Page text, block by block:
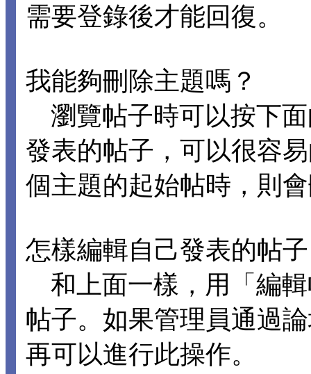
需要登錄後才能回復。
我能夠刪除主題嗎？
瀏覽帖子時可以按下
發表的帖子，可以很容
個主題的起始帖時，則
怎樣編輯自己發表的帖
和上面一樣，用「編
帖子。如果管理員通過
再可以進行此操作。